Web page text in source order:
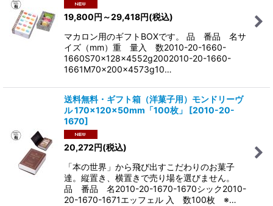
19,800円 ～29,418円(税込)
マカロン用のギフトBOXです。 品 番品 名サ
イズ（mm）重 量入 数2010-20-1660-
1660S70×128×4552g2002010-20-1660-
1661M70×200×4573g10…
送料無料・ギフト箱（洋菓子用）モンドリーヴ
ル 170×120×50mm「100枚」
[2010-20-
1670]
20,272円(税込)
「本の世界」から飛び出すこだわりのお菓子
達。縦置き、横置きで売り場を選びません。
品 番品 名2010-20-1670-1670シック2010-
20-1670-1671エッフェル 入 数100枚 ※…